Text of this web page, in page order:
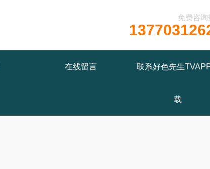
免费咨询
在线留言 联系好色先生
载